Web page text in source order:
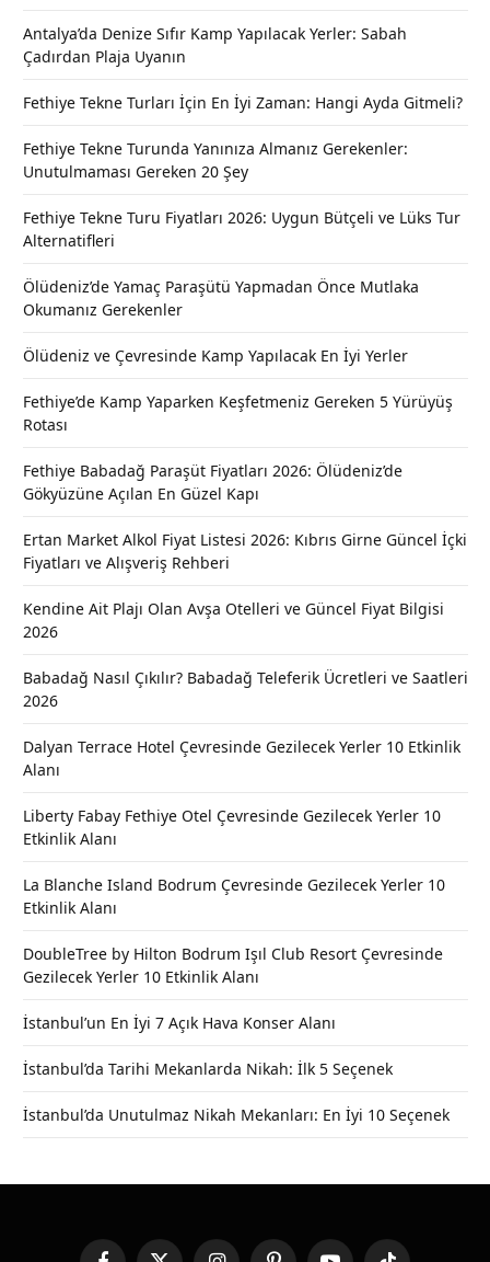
Antalya’da Denize Sıfır Kamp Yapılacak Yerler: Sabah
Çadırdan Plaja Uyanın
Fethiye Tekne Turları İçin En İyi Zaman: Hangi Ayda Gitmeli?
Fethiye Tekne Turunda Yanınıza Almanız Gerekenler:
Unutulmaması Gereken 20 Şey
Fethiye Tekne Turu Fiyatları 2026: Uygun Bütçeli ve Lüks Tur
Alternatifleri
Ölüdeniz’de Yamaç Paraşütü Yapmadan Önce Mutlaka
Okumanız Gerekenler
Ölüdeniz ve Çevresinde Kamp Yapılacak En İyi Yerler
Fethiye’de Kamp Yaparken Keşfetmeniz Gereken 5 Yürüyüş
Rotası
Fethiye Babadağ Paraşüt Fiyatları 2026: Ölüdeniz’de
Gökyüzüne Açılan En Güzel Kapı
Ertan Market Alkol Fiyat Listesi 2026: Kıbrıs Girne Güncel İçki
Fiyatları ve Alışveriş Rehberi
Kendine Ait Plajı Olan Avşa Otelleri ve Güncel Fiyat Bilgisi
2026
Babadağ Nasıl Çıkılır? Babadağ Teleferik Ücretleri ve Saatleri
2026
Dalyan Terrace Hotel Çevresinde Gezilecek Yerler 10 Etkinlik
Alanı
Liberty Fabay Fethiye Otel Çevresinde Gezilecek Yerler 10
Etkinlik Alanı
La Blanche Island Bodrum Çevresinde Gezilecek Yerler 10
Etkinlik Alanı
DoubleTree by Hilton Bodrum Işıl Club Resort Çevresinde
Gezilecek Yerler 10 Etkinlik Alanı
İstanbul’un En İyi 7 Açık Hava Konser Alanı
İstanbul’da Tarihi Mekanlarda Nikah: İlk 5 Seçenek
İstanbul’da Unutulmaz Nikah Mekanları: En İyi 10 Seçenek